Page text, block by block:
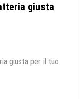
giusta
giusta per il tuo